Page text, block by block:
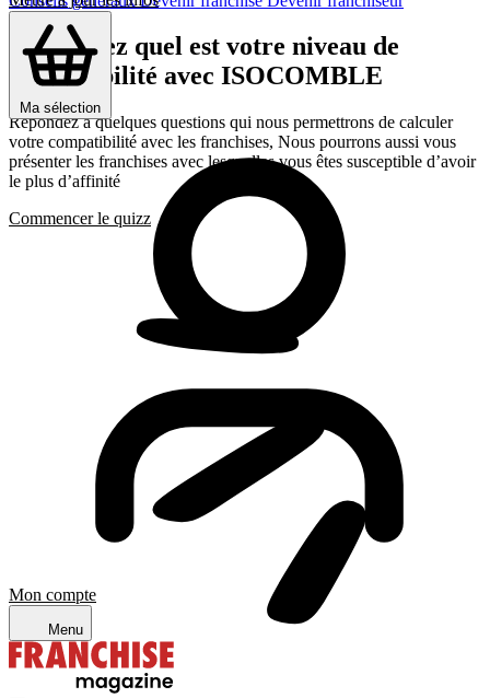
Ma sélection
Mon compte
Menu
Découvrez quel est votre niveau de
compatibilité avec ISOCOMBLE
Répondez a quelques questions qui nous permettrons de calculer
votre compatibilité avec les franchises, Nous pourrons aussi vous
présenter les franchises avec lesquelles vous êtes susceptible d’avoir
le plus d’affinité
Commencer le quizz